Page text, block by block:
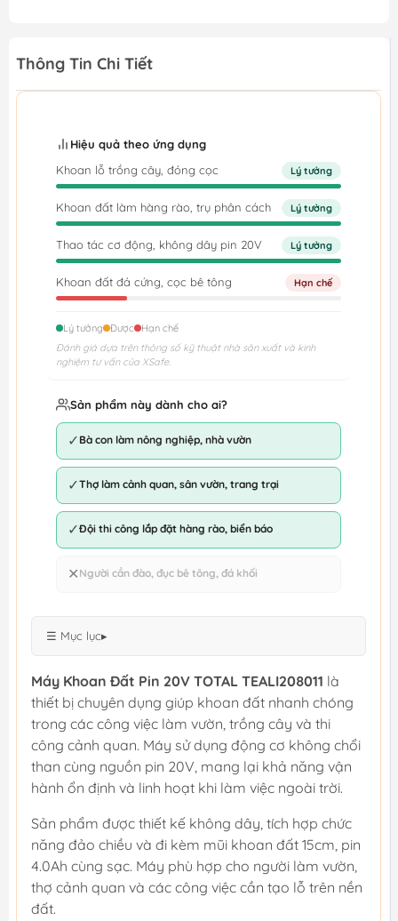
Thông Tin Chi Tiết
Hiệu quả theo ứng dụng
Khoan lỗ trồng cây, đóng cọc
Lý tưởng
Khoan đất làm hàng rào, trụ phân cách Lý tưởng
Thao tác cơ động, không dây pin 20V Lý tưởng
Khoan đất đá cứng, cọc bê tông Hạn chế
Lý tưởng Được
Hạn chế
Đánh giá dựa trên thông số kỹ thuật nhà sản xuất và kinh
nghiệm tư vấn của XSafe.
Sản phẩm này dành cho ai?
✓ Bà con làm nông nghiệp, nhà vườn
✓Thợ làm cảnh quan, sân vườn, trang trại
✓Đội thi công lắp đặt hàng rào, biển báo
✕ Người cần đào, đục bê tông, đá khối
☰ Mục lục▸
Máy Khoan Đất Pin 20V TOTAL TEALI208011 là
thiết bị chuyên dụng giúp khoan đất nhanh chóng
trong các công việc làm vườn, trồng cây và thi
công cảnh quan. Máy sử dụng động cơ không chổi
than cùng nguồn pin 20V, mang lại khả năng vận
hành ổn định và linh hoạt khi làm việc ngoài trời.
Sản phẩm được thiết kế không dây, tích hợp chức
năng đảo chiều và đi kèm mũi khoan đất 15cm, pin
4.0Ah cùng sạc. Máy phù hợp cho người làm vườn,
thợ cảnh quan và các công việc cần tạo lỗ trên nền
đất.